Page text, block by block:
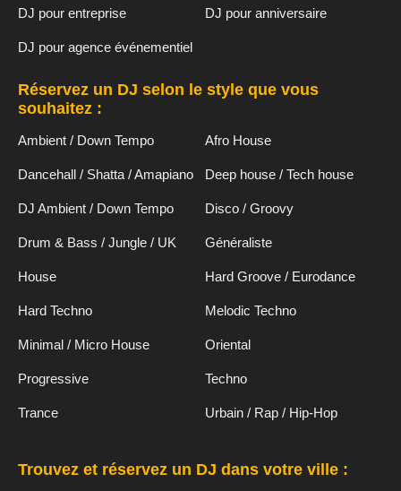
DJ pour entreprise DJ pour anniversaire
DJ pour agence événementiel
Réservez un DJ selon le style que vous
souhaitez :
Ambient / Down Tempo Afro House
Dancehall / Shatta / Amapiano Deep house / Tech house
DJ Ambient / Down Tempo Disco / Groovy
Drum & Bass / Jungle / UK Généraliste
House Hard Groove / Eurodance
Hard Techno Melodic Techno
Minimal / Micro House Oriental
Progressive Techno
Trance Urbain / Rap / Hip-Hop
Trouvez et réservez un DJ dans votre ville :